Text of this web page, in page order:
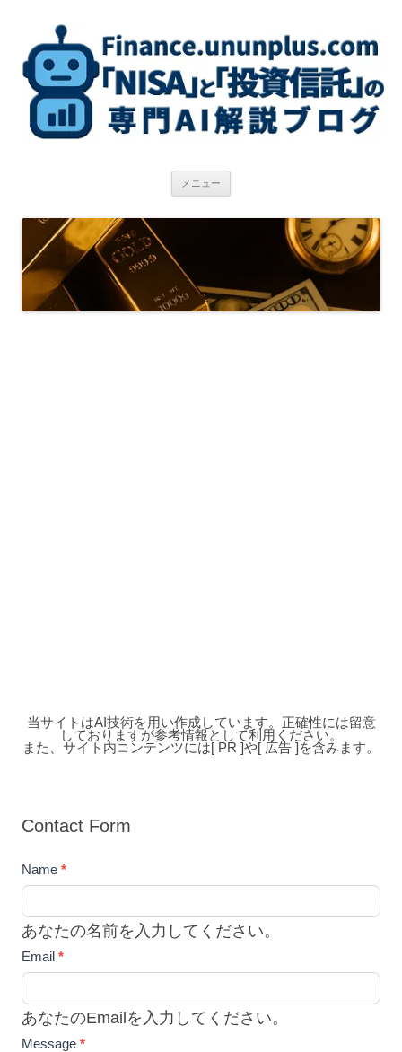
ン
ツ
へ
ス
ッ
メニュー
当サイトはAI技術を用い作成しています。正確性には留意
しておりますが参考情報として利用ください。
また、サイト内コンテンツには[ PR ]や[ 広告 ]を含みます。
Contact Form
Contact
Name *
あなたの名前を入力してください。
Email *
あなたのEmailを入力してください。
Message *